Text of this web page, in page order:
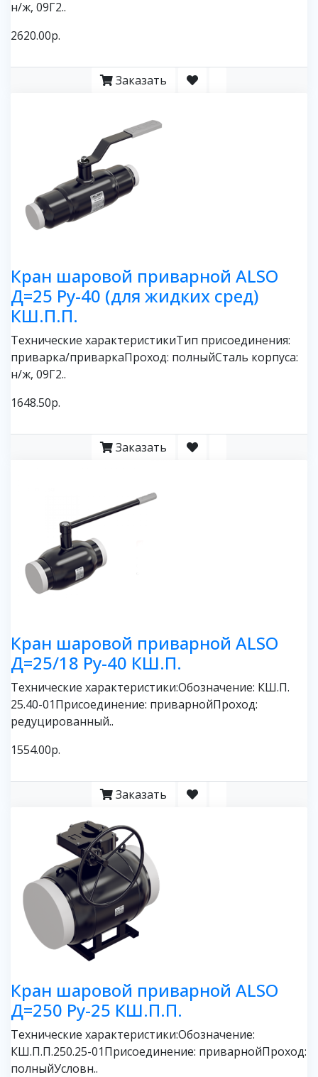
н/ж, 09Г2..
2620.00р.
Заказать
Кран шаровой приварной ALSO
Д=25 Ру-40 (для жидких сред)
КШ.П.П.
Технические характеристикиТип присоединения:
приварка/приваркаПроход: полныйСталь корпуса:
н/ж, 09Г2..
1648.50р.
Заказать
Кран шаровой приварной ALSO
Д=25/18 Ру-40 КШ.П.
Технические характеристики:Обозначение: КШ.П.
25.40-01Присоединение: приварнойПроход:
редуцированный..
1554.00р.
Заказать
Кран шаровой приварной ALSO
Д=250 Ру-25 КШ.П.П.
Технические характеристики:Обозначение:
КШ.П.П.250.25-01Присоединение: приварнойПроход:
полныйУсловн..